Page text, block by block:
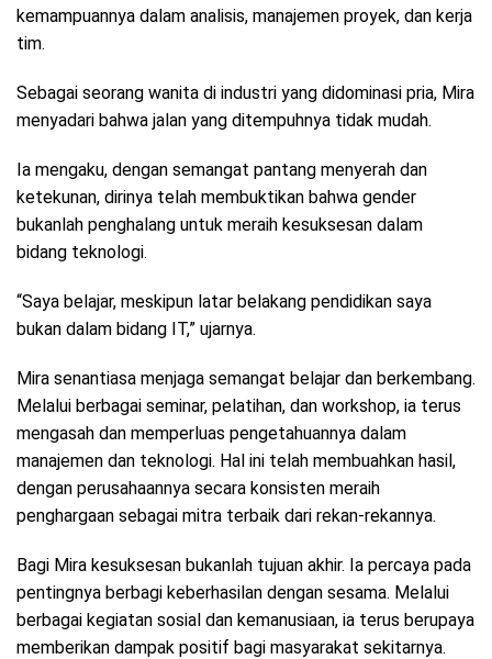
kemampuannya dalam analisis, manajemen proyek, dan kerja
tim.
Sebagai seorang wanita di industri yang didominasi pria, Mira
menyadari bahwa jalan yang ditempuhnya tidak mudah.
Ia mengaku, dengan semangat pantang menyerah dan
ketekunan, dirinya telah membuktikan bahwa gender
bukanlah penghalang untuk meraih kesuksesan dalam
bidang teknologi.
“Saya belajar, meskipun latar belakang pendidikan saya
bukan dalam bidang IT,” ujarnya.
Mira senantiasa menjaga semangat belajar dan berkembang.
Melalui berbagai seminar, pelatihan, dan workshop, ia terus
mengasah dan memperluas pengetahuannya dalam
manajemen dan teknologi. Hal ini telah membuahkan hasil,
dengan perusahaannya secara konsisten meraih
penghargaan sebagai mitra terbaik dari rekan-rekannya.
Bagi Mira kesuksesan bukanlah tujuan akhir. Ia percaya pada
pentingnya berbagi keberhasilan dengan sesama. Melalui
berbagai kegiatan sosial dan kemanusiaan, ia terus berupaya
memberikan dampak positif bagi masyarakat sekitarnya.